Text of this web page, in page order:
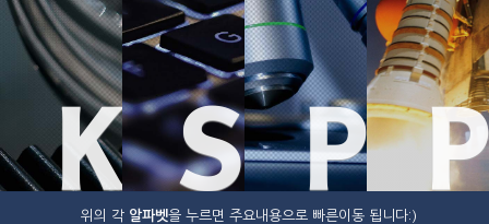
K S P P
위의 각 알파벳을 누르면 주요내용으로 빠른이동 됩니다:)